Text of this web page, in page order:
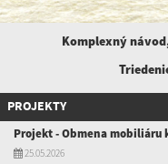
Komplexný
PROJEKTY
Projekt - Obmena mobiliáru
25.05.2026